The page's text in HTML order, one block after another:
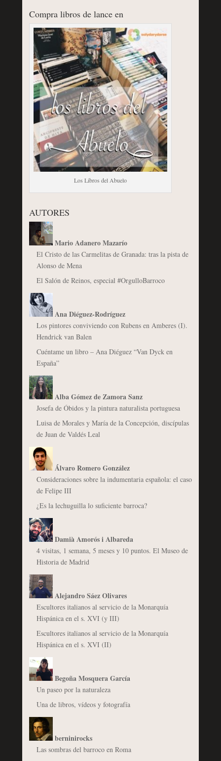
Compra libros de lance en
Los Libros del Abuelo
AUTORES
Mario Adanero Mazarío
El Cristo de las Carmelitas de Granada: tras la pista de
Alonso de Mena
El Salón de Reinos, especial #OrgulloBarroco
Ana Diéguez-Rodríguez
Los pintores conviviendo con Rubens en Amberes (I).
Hendrick van Balen
Cuéntame un libro – Ana Diéguez “Van Dyck en
España”
Alba Gómez de Zamora Sanz
Josefa de Óbidos y la pintura naturalista portuguesa
Luisa de Morales y María de la Concepción, discípulas
de Juan de Valdés Leal
Álvaro Romero González
Consideraciones sobre la indumentaria española: el caso
de Felipe III
¿Es la lechuguilla lo suficiente barroca?
Damià Amorós i Albareda
4 visitas, 1 semana, 5 meses y 10 puntos. El Museo de
Historia de Madrid
Alejandro Sáez Olivares
Escultores italianos al servicio de la Monarquía
Hispánica en el s. XVI (y III)
Escultores italianos al servicio de la Monarquía
Hispánica en el s. XVI (II)
Begoña Mosquera García
Un paseo por la naturaleza
Una de libros, vídeos y fotografía
berninirocks
Las sombras del barroco en Roma